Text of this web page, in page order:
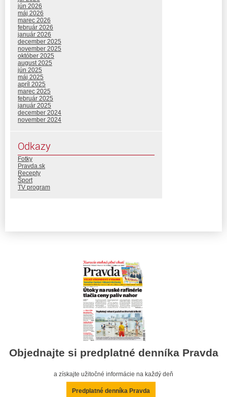
jún 2026
máj 2026
marec 2026
február 2026
január 2026
december 2025
november 2025
október 2025
august 2025
jún 2025
máj 2025
apríl 2025
marec 2025
február 2025
január 2025
december 2024
november 2024
Odkazy
Fotky
Pravda.sk
Recepty
Šport
TV program
Objednajte si predplatné denníka Pravda
a získajte užitočné informácie na každý deň
Predplatné denníka Pravda